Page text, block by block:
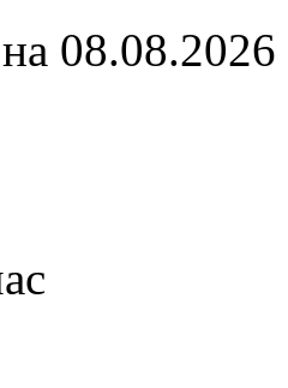
08.08.2026